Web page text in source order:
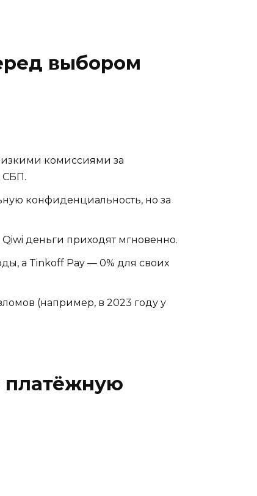
выбором
комиссиями за
СБП.
конфиденциальность, но за
деньги приходят мгновенно.
а Tinkoff Pay — 0% для своих
(например, в 2023 году у
платёжную